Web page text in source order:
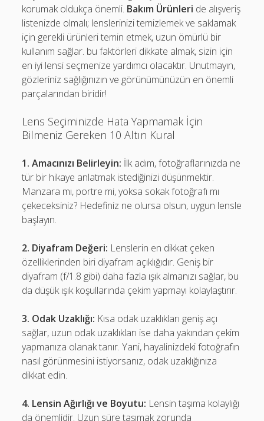
korumak oldukça önemli. Bakım Ürünleri de alışveriş
listenizde olmalı; lenslerinizi temizlemek ve saklamak
için gerekli ürünleri temin etmek, uzun ömürlü bir
kullanım sağlar. bu faktörleri dikkate almak, sizin için
en iyi lensi seçmenize yardımcı olacaktır. Unutmayın,
gözleriniz sağlığınızın ve görünümünüzün en önemli
parçalarından biridir!
Lens Seçiminizde Hata Yapmamak İçin
Bilmeniz Gereken 10 Altın Kural
1. Amacınızı Belirleyin: İlk adım, fotoğraflarınızda ne
tür bir hikaye anlatmak istediğinizi düşünmektir.
Manzara mı, portre mi, yoksa sokak fotoğrafı mı
çekeceksiniz? Hedefiniz ne olursa olsun, uygun lensle
başlayın.
2. Diyafram Değeri: Lenslerin en dikkat çeken
özelliklerinden biri diyafram açıklığıdır. Geniş bir
diyafram (f/1.8 gibi) daha fazla ışık almanızı sağlar, bu
da düşük ışık koşullarında çekim yapmayı kolaylaştırır.
3. Odak Uzaklığı: Kısa odak uzaklıkları geniş açı
sağlar, uzun odak uzaklıkları ise daha yakından çekim
yapmanıza olanak tanır. Yani, hayalinizdeki fotoğrafın
nasıl görünmesini istiyorsanız, odak uzaklığınıza
dikkat edin.
4. Lensin Ağırlığı ve Boyutu: Lensin taşıma kolaylığı
da önemlidir. Uzun süre taşımak zorunda